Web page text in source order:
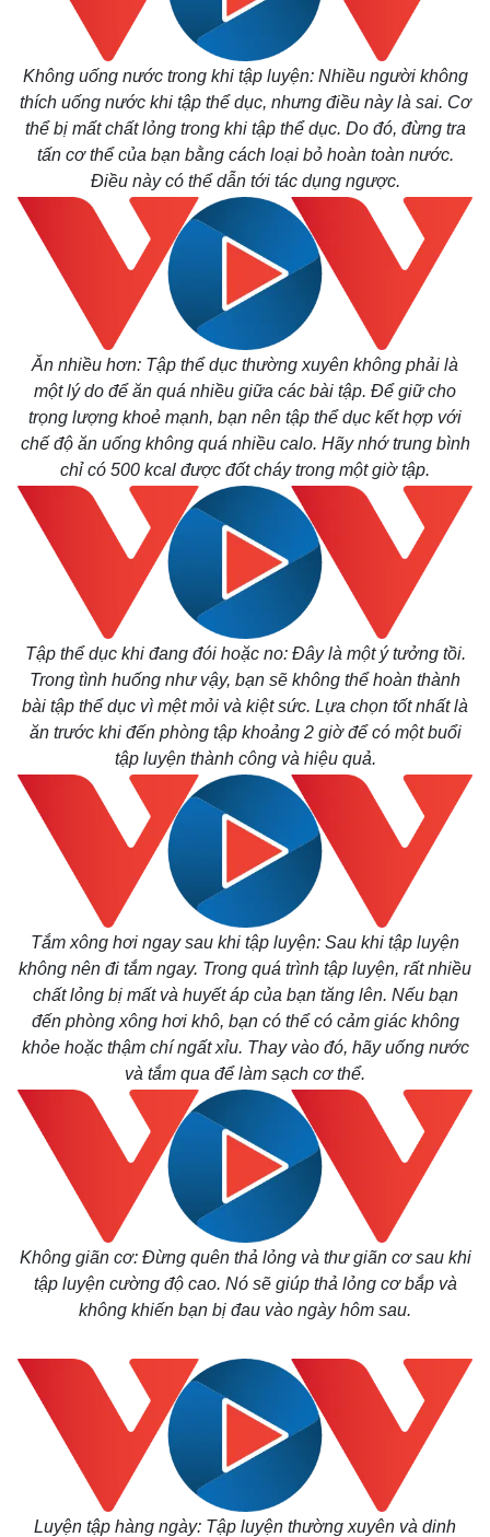
Quan sát
Cuộc sống đó đây
Hồ sơ
Multimedia
Video
Ảnh
E-Magazine
Infographic
Không uống nước trong khi tập luyện: Nhiều người không
thích uống nước khi tập thể dục, nhưng điều này là sai. Cơ
thể bị mất chất lỏng trong khi tập thể dục. Do đó, đừng tra
tấn cơ thể của bạn bằng cách loại bỏ hoàn toàn nước.
Điều này có thể dẫn tới tác dụng ngược.
Ăn nhiều hơn: Tập thể dục thường xuyên không phải là
một lý do để ăn quá nhiều giữa các bài tập. Để giữ cho
trọng lượng khoẻ mạnh, bạn nên tập thể dục kết hợp với
chế độ ăn uống không quá nhiều calo. Hãy nhớ trung bình
chỉ có 500 kcal được đốt cháy trong một giờ tập.
Tập thể dục khi đang đói hoặc no: Đây là một ý tưởng tồi.
Trong tình huống như vậy, bạn sẽ không thể hoàn thành
bài tập thể dục vì mệt mỏi và kiệt sức. Lựa chọn tốt nhất là
ăn trước khi đến phòng tập khoảng 2 giờ để có một buổi
tập luyện thành công và hiệu quả.
Tắm xông hơi ngay sau khi tập luyện: Sau khi tập luyện
không nên đi tắm ngay. Trong quá trình tập luyện, rất nhiều
chất lỏng bị mất và huyết áp của bạn tăng lên. Nếu bạn
đến phòng xông hơi khô, bạn có thể có cảm giác không
khỏe hoặc thậm chí ngất xỉu. Thay vào đó, hãy uống nước
và tắm qua để làm sạch cơ thể.
Không giãn cơ: Đừng quên thả lỏng và thư giãn cơ sau khi
tập luyện cường độ cao. Nó sẽ giúp thả lỏng cơ bắp và
không khiến bạn bị đau vào ngày hôm sau.
Luyện tập hàng ngày: Tập luyện thường xuyên và dinh